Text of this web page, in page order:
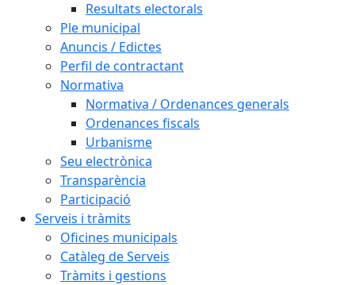
Resultats electorals
Ple municipal
Anuncis / Edictes
Perfil de contractant
Normativa
Normativa / Ordenances generals
Ordenances fiscals
Urbanisme
Seu electrònica
Transparència
Participació
Serveis i tràmits
Oficines municipals
Catàleg de Serveis
Tràmits i gestions